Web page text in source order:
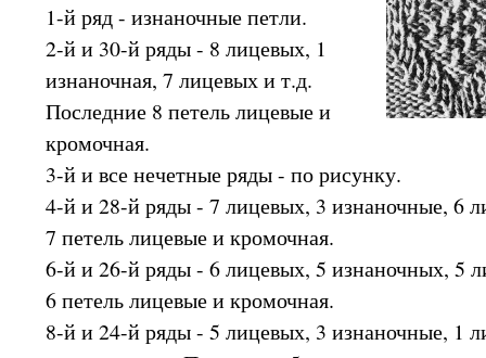
1-й ряд - изнаночные петли.
2-й и 30-й ряды - 8 лицевых, 1
изнаночная, 7 лицевых и т.д.
Последние 8 петель лицевые и
кромочная.
3-й и все нечетные ряды - по рисунку.
4-й и 28-й ряды - 7 лицевых, 3 изнаночные, 6
7 петель лицевые и кромочная.
6-й и 26-й ряды - 6 лицевых, 5 изнаночных, 5
6 петель лицевые и кромочная.
8-й и 24-й ряды - 5 лицевых, 3 изнаночные, 1